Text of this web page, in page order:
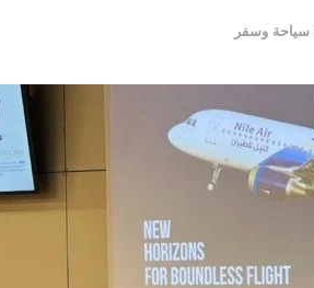
سياحة وسفر